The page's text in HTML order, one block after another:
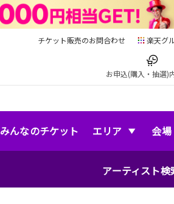
チケット販売のお問合わせ 楽天グ
楽
お申込(購入・抽選)
みんなのチケット エリア 会場
アーティスト検